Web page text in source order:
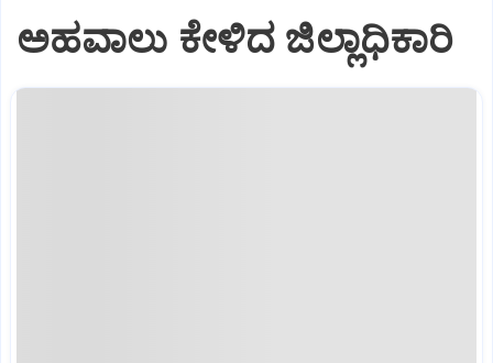
ಅಹವಾಲು ಕೇಳಿದ ಜಿಲ್ಲಾಧಿಕಾರಿ